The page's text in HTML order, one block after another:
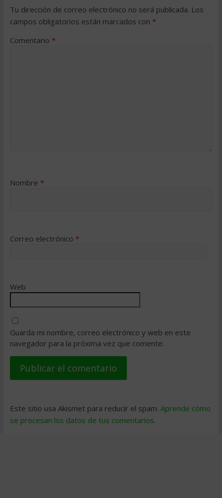
Tu dirección de correo electrónico no será publicada. Los
campos obligatorios están marcados con *
Comentario *
Nombre *
Correo electrónico *
Web
Guarda mi nombre, correo electrónico y web en este
navegador para la próxima vez que comente.
Este sitio usa Akismet para reducir el spam. Aprende cómo
se procesan los datos de tus comentarios.